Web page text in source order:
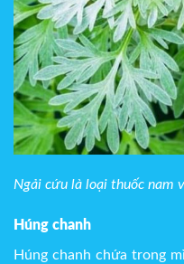
Ngải cứu là loại thuốc nam
Húng chanh
Húng chanh chứa trong